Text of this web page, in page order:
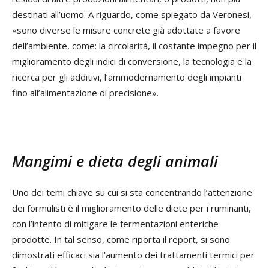
destinati all’uomo. A riguardo, come spiegato da Veronesi,
«sono diverse le misure concrete già adottate a favore
dell’ambiente, come: la circolarità, il costante impegno per il
miglioramento degli indici di conversione, la tecnologia e la
ricerca per gli additivi, l’ammodernamento degli impianti
fino all’alimentazione di precisione».
Mangimi e dieta degli animali
Uno dei temi chiave su cui si sta concentrando l’attenzione
dei formulisti è il miglioramento delle diete per i ruminanti,
con l’intento di mitigare le fermentazioni enteriche
prodotte. In tal senso, come riporta il report, si sono
dimostrati efficaci sia l’aumento dei trattamenti termici per